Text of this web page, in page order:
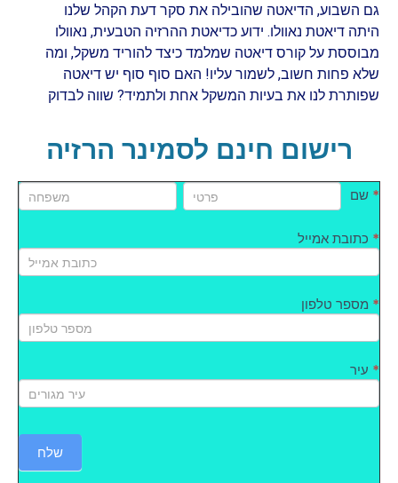
גם השבוע, הדיאטה שהובילה את סקר דעת הקהל שלנו
היתה דיאטת נאוולו. ידוע כדיאטת ההרזיה הטבעית, נאוולו
מבוססת על קורס דיאטה שמלמד כיצד להוריד משקל, ומה
שלא פחות חשוב, לשמור עליו! האם סוף סוף יש דיאטה
שפותרת לנו את בעיות המשקל אחת ולתמיד? שווה לבדוק
רישום חינם לסמינר הרזיה
promo שם * שם שם
*
*
*
שלח